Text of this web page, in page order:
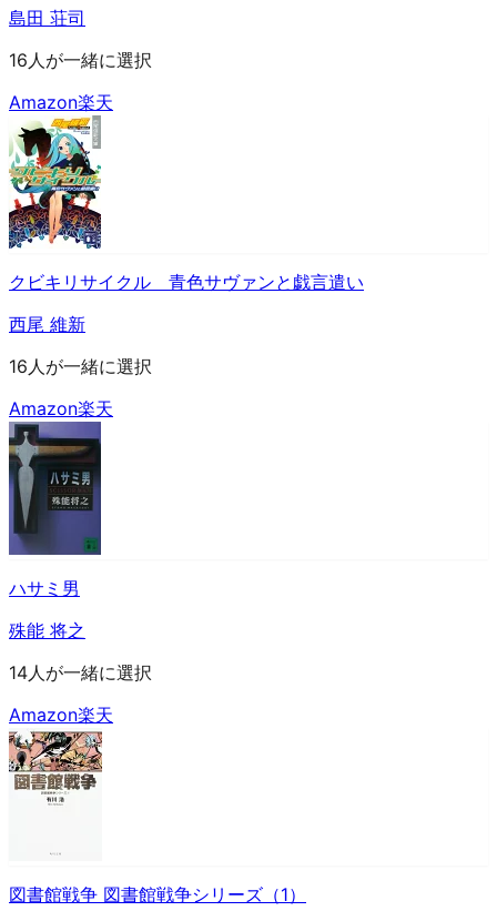
島田 荘司
16人が一緒に選択
Amazon楽天
クビキリサイクル 青色サヴァンと戯言遣い
西尾 維新
16人が一緒に選択
Amazon楽天
ハサミ男
殊能 将之
14人が一緒に選択
Amazon楽天
図書館戦争 図書館戦争シリーズ（1）